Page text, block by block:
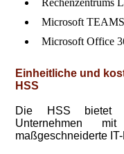
Rechenzentrums
Microsoft
Microsoft Office
Einheitliche und
HSS
Die HSS bietet
Unternehmen
maßgeschneiderte